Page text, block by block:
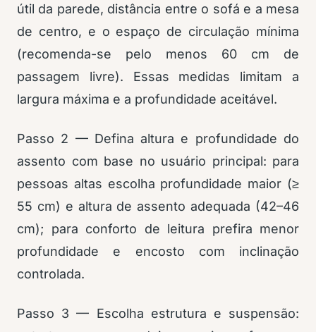
útil da parede, distância entre o sofá e a mesa
de centro, e o espaço de circulação mínima
(recomenda-se pelo menos 60 cm de
passagem livre). Essas medidas limitam a
largura máxima e a profundidade aceitável.
Passo 2 — Defina altura e profundidade do
assento com base no usuário principal: para
pessoas altas escolha profundidade maior (≥
55 cm) e altura de assento adequada (42–46
cm); para conforto de leitura prefira menor
profundidade e encosto com inclinação
controlada.
Passo 3 — Escolha estrutura e suspensão: